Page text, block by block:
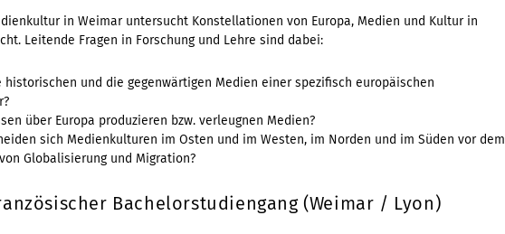
in Weimar untersucht Konstellationen von Europa, Medien und Kultur in
Leitende Fragen in Forschung und Lehre sind dabei:
historischen und die gegenwärtigen Medien einer spezifisch europäischen
über Europa produzieren bzw. verleugnen Medien?
sich Medienkulturen im Osten und im Westen, im Norden und im Süden vor dem
Globalisierung und Migration?
Bachelorstudiengang (Weimar / Lyon)